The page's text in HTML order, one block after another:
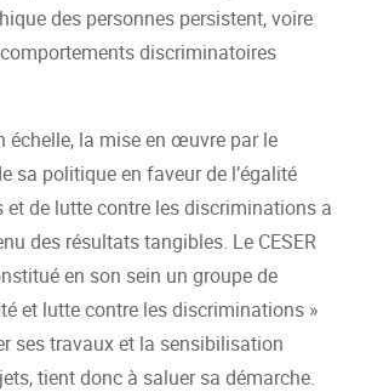
des personnes persistent, voire
comportements discriminatoires
échelle, la mise en œuvre par le
sa politique en faveur de l’égalité
de lutte contre les discriminations a
des résultats tangibles. Le CESER
en son sein un groupe de
et lutte contre les discriminations »
ses travaux et la sensibilisation
tient donc à saluer sa démarche.